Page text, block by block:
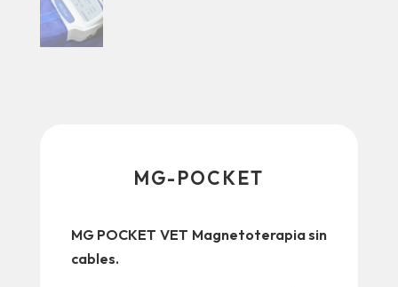
MG-POCKET
MG POCKET VET Magnetoterapia sin
cables.